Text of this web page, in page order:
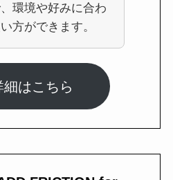
環境や好みに合わ
方ができます。
細はこちら